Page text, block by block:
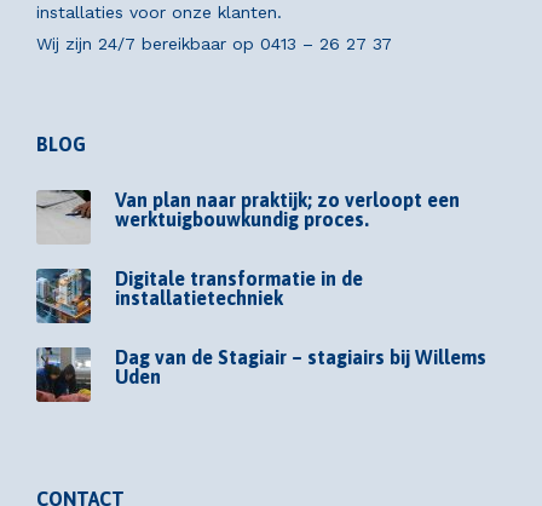
installaties voor onze klanten.
Wij zijn 24/7 bereikbaar op 0413 – 26 27 37
BLOG
Van plan naar praktijk; zo verloopt een
werktuigbouwkundig proces.
Digitale transformatie in de
installatietechniek
Dag van de Stagiair – stagiairs bij Willems
Uden
CONTACT